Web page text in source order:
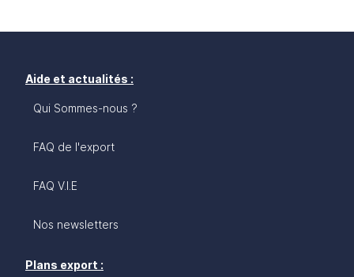
Aide et actualités :
Qui Sommes-nous ?
FAQ de l'export
FAQ V.I.E
Nos newsletters
Plans export :